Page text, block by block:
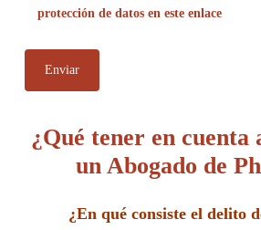
protección de datos en este enlace
¿Qué tener en
un Abogado de
¿En qué consiste el delito